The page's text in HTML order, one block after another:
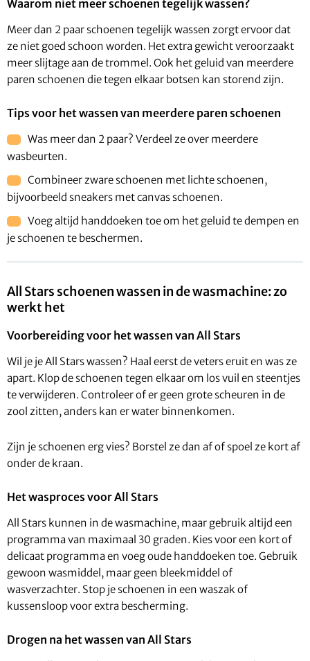
Waarom niet meer schoenen tegelijk wassen?
Meer dan 2 paar schoenen tegelijk wassen zorgt ervoor dat
ze niet goed schoon worden. Het extra gewicht veroorzaakt
meer slijtage aan de trommel. Ook het geluid van meerdere
paren schoenen die tegen elkaar botsen kan storend zijn.
Tips voor het wassen van meerdere paren schoenen
Was meer dan 2 paar? Verdeel ze over meerdere
wasbeurten.
Combineer zware schoenen met lichte schoenen,
bijvoorbeeld sneakers met canvas schoenen.
Voeg altijd handdoeken toe om het geluid te dempen en
je schoenen te beschermen.
All Stars schoenen wassen in de wasmachine: zo
werkt het
Voorbereiding voor het wassen van All Stars
Wil je je All Stars wassen? Haal eerst de veters eruit en was ze
apart. Klop de schoenen tegen elkaar om los vuil en steentjes
te verwijderen. Controleer of er geen grote scheuren in de
zool zitten, anders kan er water binnenkomen.
Zijn je schoenen erg vies? Borstel ze dan af of spoel ze kort af
onder de kraan.
Het wasproces voor All Stars
All Stars kunnen in de wasmachine, maar gebruik altijd een
programma van maximaal 30 graden. Kies voor een kort of
delicaat programma en voeg oude handdoeken toe. Gebruik
gewoon wasmiddel, maar geen bleekmiddel of
wasverzachter. Stop je schoenen in een waszak of
kussensloop voor extra bescherming.
Drogen na het wassen van All Stars